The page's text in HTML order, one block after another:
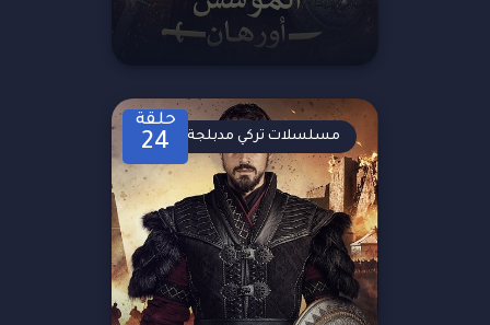
حلقة
24 مسلسلات تركي مدبلجة